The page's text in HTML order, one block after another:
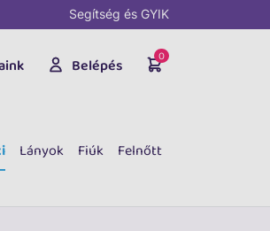
Segítség és GYIK
Belépés 0
Lányok Fiúk Felnőtt